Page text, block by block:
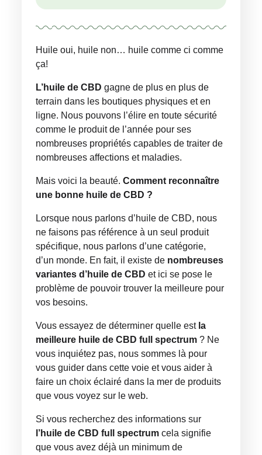
Huile oui, huile non… huile comme ci comme
ça!
L’huile de CBD gagne de plus en plus de
terrain dans les boutiques physiques et en
ligne. Nous pouvons l’élire en toute sécurité
comme le produit de l’année pour ses
nombreuses propriétés capables de traiter de
nombreuses affections et maladies.
Mais voici la beauté.Comment reconnaître
une bonne huile de CBD ?
Lorsque nous parlons d’huile de CBD, nous
ne faisons pas référence à un seul produit
spécifique, nous parlons d’une catégorie,
d’un monde. En fait, il existe de nombreuses
variantes d’huile de CBD et ici se pose le
problème de pouvoir trouver la meilleure pour
vos besoins.
Vous essayez de déterminer quelle est la
meilleure huile de CBD full spectrum ? Ne
vous inquiétez pas, nous sommes là pour
vous guider dans cette voie et vous aider à
faire un choix éclairé dans la mer de produits
que vous voyez sur le web.
Si vous recherchez des informations sur
l’huile de CBD full spectrumcela signifie
que vous avez déjà un minimum de